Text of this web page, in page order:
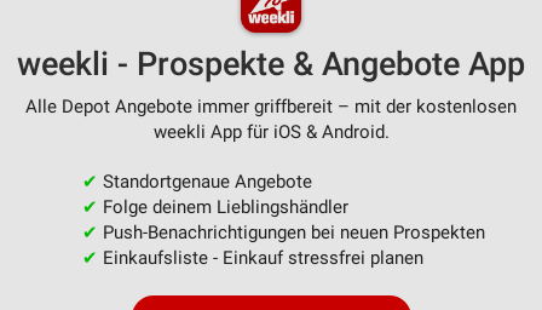
weekli - Prospekte & Angebote App
Alle Depot Angebote immer griffbereit – mit der kostenlosen
weekli App für iOS & Android.
✔ Standortgenaue Angebote
✔ Folge deinem Lieblingshändler
✔ Push-Benachrichtigungen bei neuen Prospekten
✔ Einkaufsliste - Einkauf stressfrei planen